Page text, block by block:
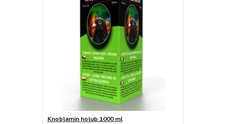
Knoblamin holub 1000 ml